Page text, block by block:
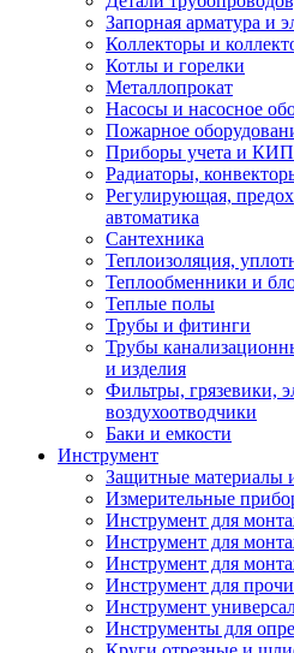
Запорная арматура и
Коллекторы и
Котлы и горелки
Металлопрокат
Насосы и насосное
Пожарное
Приборы учета и
Радиаторы,
Регулирующая,
автоматика
Сантехника
Теплоизоляция,
Теплообменники и
Теплые полы
Трубы и фитинги
Трубы
и изделия
Фильтры, грязевики,
воздухоотводчики
Баки и емкости
Инструмент
Защитные материалы
Измерительные
Инструмент для
Инструмент для
Инструмент для
Инструмент для
Инструмент
Инструменты для